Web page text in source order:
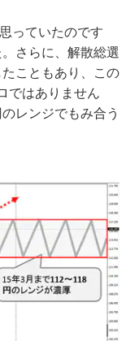
っていたのです
さらに、解散総選
こともあり、この
ではありません
レンジでもみ合う